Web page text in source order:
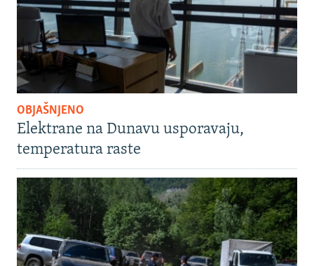
OBJAŠNJENO
Elektrane na Dunavu usporavaju,
temperatura raste